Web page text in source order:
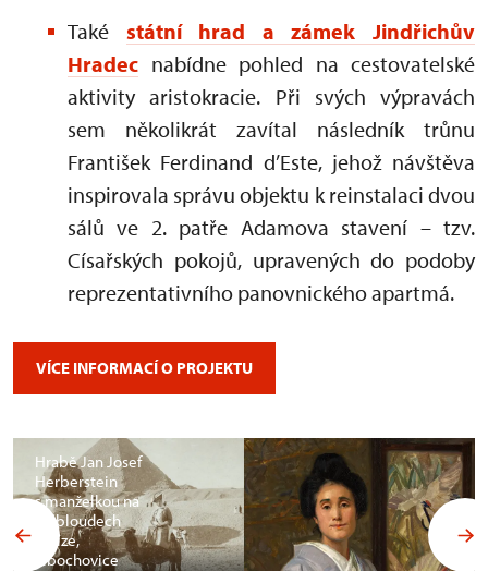
Také státní hrad a zámek Jindřichův
Hradec nabídne pohled na cestovatelské
aktivity aristokracie. Při svých výpravách
sem několikrát zavítal následník trůnu
František Ferdinand d’Este, jehož návštěva
inspirovala správu objektu k reinstalaci dvou
sálů ve 2. patře Adamova stavení – tzv.
Císařských pokojů, upravených do podoby
reprezentativního panovnického apartmá.
VÍCE INFORMACÍ O PROJEKTU
Hrabě Jan Josef
Herberstein
s manželkou na
velbloudech
v Gíze,
Libochovice